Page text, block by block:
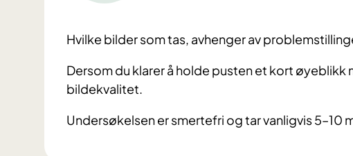
Hvilke bilder som tas, avhenger av
Dersom du klarer å holde pusten et kort øyeblikk
bildekvalitet.
Undersøkelsen er smertefri og tar vanligvis 5–10